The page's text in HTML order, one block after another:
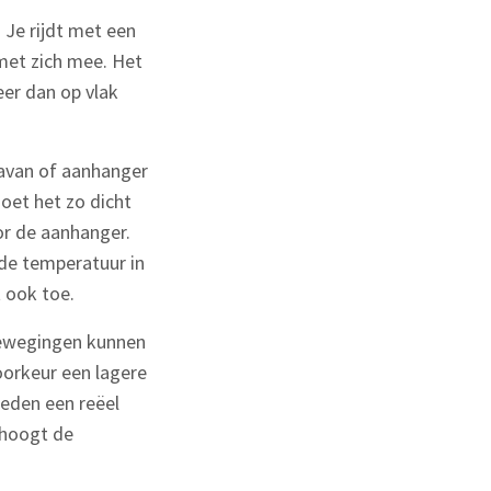
Je rijdt met een
zich mee. Het
dan op vlak
of aanhanger
het zo dicht
de aanhanger.
temperatuur in
ook toe.
kunnen
een lagere
een reëel
de